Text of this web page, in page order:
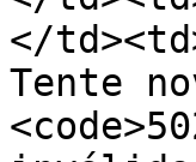
</
Tente